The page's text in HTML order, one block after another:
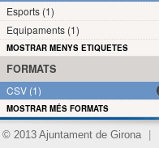
Esports (1)
Equipaments (1)
MOSTRAR MENYS ETIQUETES
FORMATS
CSV (1)
MOSTRAR MÉS FORMATS
© 2013 Ajuntament de Girona